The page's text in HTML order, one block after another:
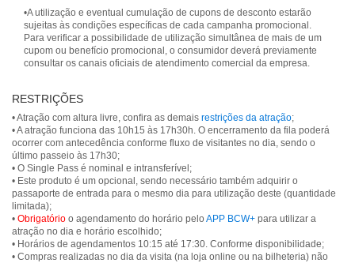
•A utilização e eventual cumulação de cupons de desconto estarão
sujeitas às condições específicas de cada campanha promocional.
Para verificar a possibilidade de utilização simultânea de mais de um
cupom ou benefício promocional, o consumidor deverá previamente
consultar os canais oficiais de atendimento comercial da empresa.
RESTRIÇÕES
• Atração com altura livre, confira as demais restrições da atração;
• A atração funciona das 10h15 às 17h30h. O encerramento da fila poderá
ocorrer com antecedência conforme fluxo de visitantes no dia, sendo o
último passeio às 17h30;
• O Single Pass é nominal e intransferível;
• Este produto é um opcional, sendo necessário também adquirir o
passaporte de entrada para o mesmo dia para utilização deste (quantidade
limitada);
• Obrigatório o agendamento do horário pelo APP BCW+ para utilizar a
atração no dia e horário escolhido;
• Horários de agendamentos 10:15 até 17:30. Conforme disponibilidade;
• Compras realizadas no dia da visita (na loja online ou na bilheteria) não